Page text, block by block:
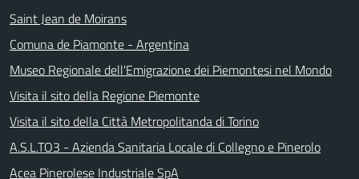
Saint Jean de Moirans
Comuna de Piamonte - Argentina
Museo Regionale dell'Emigrazione dei Piemontesi nel Mondo
Visita il sito della Regione Piemonte
Visita il sito della Città Metropolitanda di Torino
A.S.L.TO3 - Azienda Sanitaria Locale di Collegno e Pinerolo
Acea Pinerolese Industriale SpA